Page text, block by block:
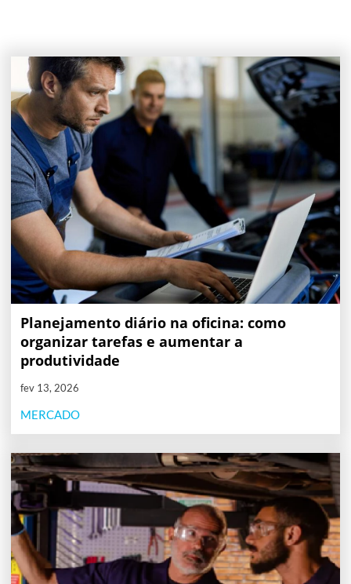
Planejamento diário na oficina: como
organizar tarefas e aumentar a
produtividade
fev 13, 2026
MERCADO